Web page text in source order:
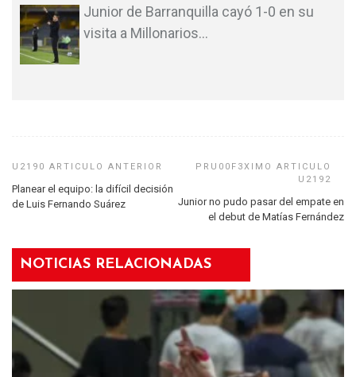
Junior de Barranquilla cayó 1-0 en su
visita a Millonarios…
Planear el equipo: la difícil decisión
de Luis Fernando Suárez
Junior no pudo pasar del empate en
el debut de Matías Fernández
NOTICIAS RELACIONADAS